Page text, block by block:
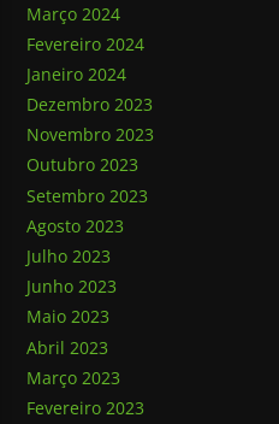
Março 2024
Fevereiro 2024
Janeiro 2024
Dezembro 2023
Novembro 2023
Outubro 2023
Setembro 2023
Agosto 2023
Julho 2023
Junho 2023
Maio 2023
Abril 2023
Março 2023
Fevereiro 2023